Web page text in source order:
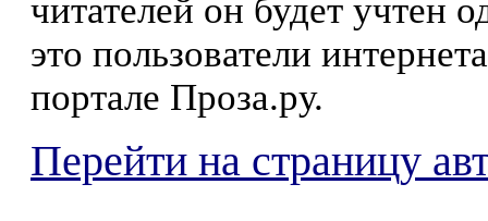
читателей он будет учтен
это пользователи
портале Проза.ру.
Перейти на страницу